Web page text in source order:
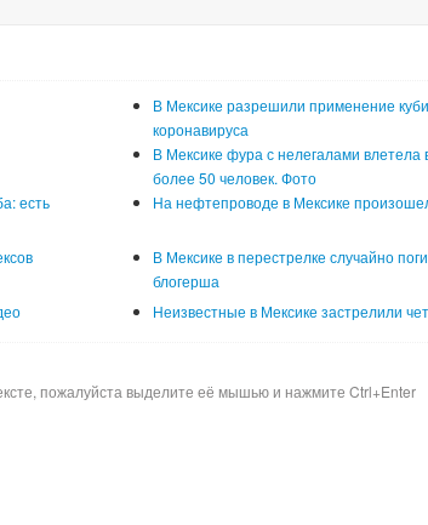
В Мексике разрешили применение
коронавируса
В Мексике фура с нелегалами влетела
более 50 человек. Фото
есть
На нефтепроводе в Мексике
В Мексике в перестрелке случайно
блогерша
Неизвестные в Мексике застрелили
пожалуйста выделите её мышью и нажмите Ctrl+Enter